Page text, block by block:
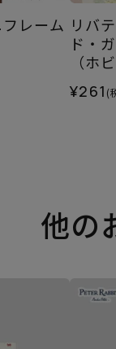
レーム リバ
ド・
（ホ
¥261 (
他の